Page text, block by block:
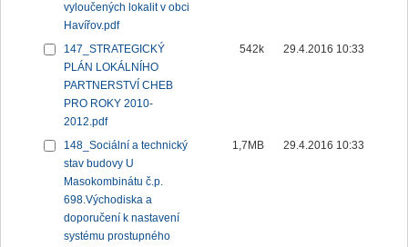
vyloučených lokalit v obci
Havířov.pdf
147_STRATEGICKÝ
PLÁN LOKÁLNÍHO
PARTNERSTVÍ CHEB
PRO ROKY 2010-
2012.pdf
542k 29.4.2016 10:33
148_Sociální a technický
stav budovy U
Masokombinátu č.p.
698.Východiska a
doporučení k nastavení
systému prostupného
1,7MB 29.4.2016 10:33